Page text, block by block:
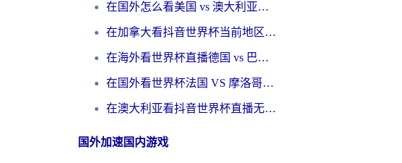
在国外怎么看美国 vs 澳大利亚世界杯直播？海外党必藏的中文解说观赛指南
在加拿大看抖音世界杯当前地区不可播放？海外党体育观赛终极指南
在海外看世界杯直播德国 vs 巴拉圭当前IP受限制？这篇指南帮你轻松解决地区限制
在国外看世界杯法国 VS 摩洛哥仅限中国大陆？别让地域限制拦下你的欢呼
在澳大利亚看抖音世界杯直播无法播放？海外党体育观赛终极指南来了！
国外加速国内游戏